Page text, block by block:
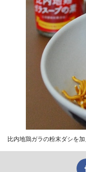
比内地鶏ガラの粉末ダシを